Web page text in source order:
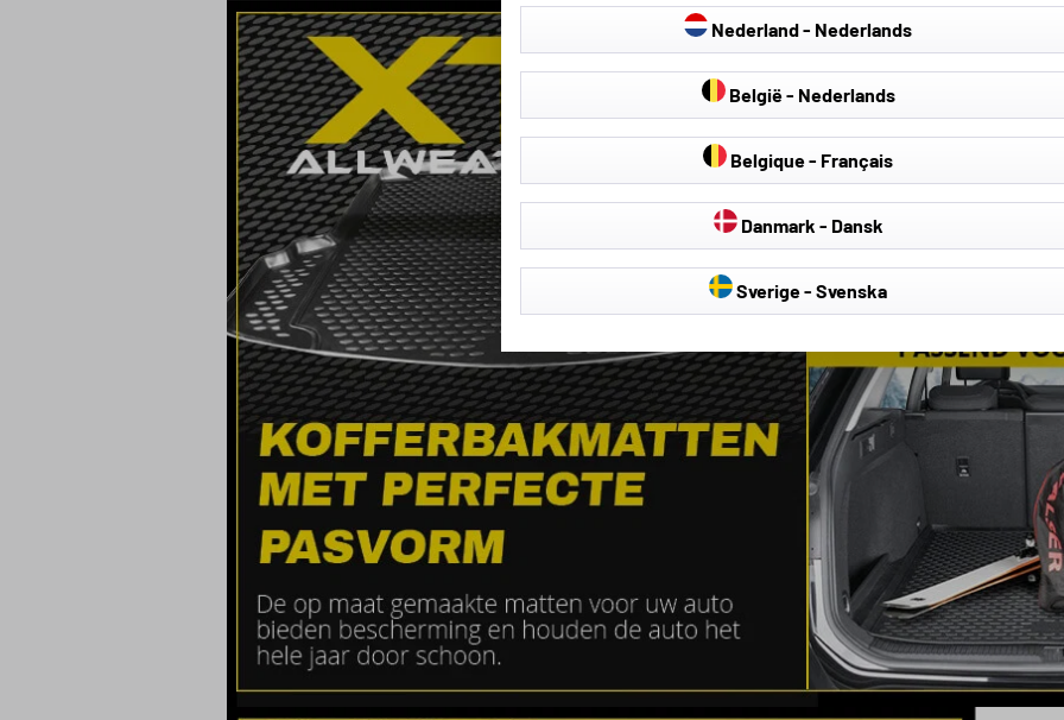
Nederland - Nederlands
België - Nederlands
Belgique - Français
Danmark - Dansk
Sverige - Svenska